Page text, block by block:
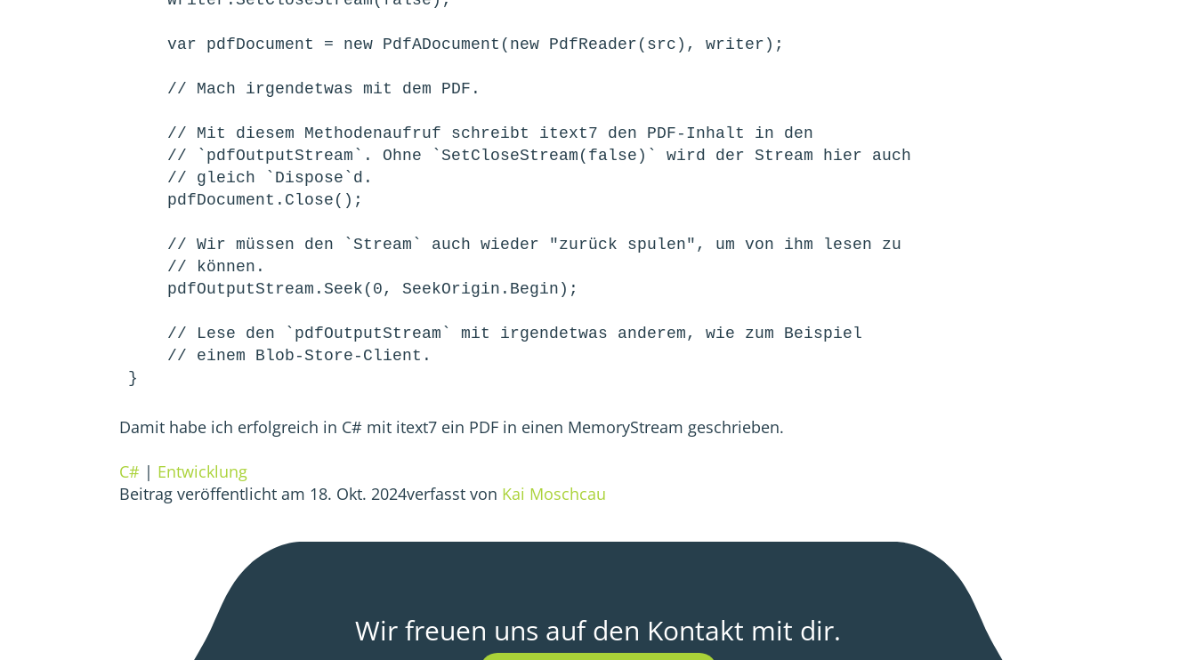
    var pdfDocument = new PdfADocument(new PdfReader(src), writer);
}
Damit habe ich erfolgreich in C# mit itext7 ein PDF in einen MemoryStream geschrieben.
C# | Entwicklung
Beitrag veröffentlicht am 18. Okt. 2024verfasst von Kai Moschcau
Wir freuen uns auf den Kontakt mit dir.